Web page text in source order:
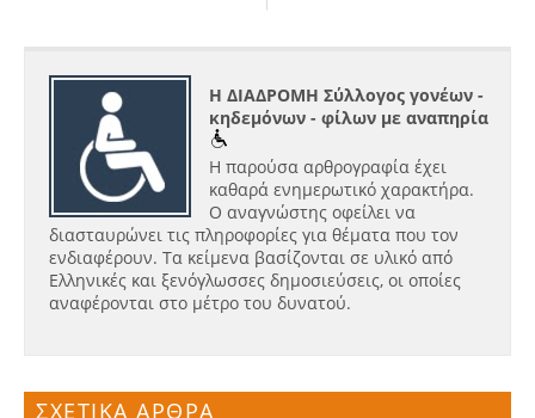
Η ΔΙΑΔΡΟΜΗ Σύλλογος γονέων -
κηδεμόνων - φίλων με αναπηρία
Η παρούσα αρθρογραφία έχει
καθαρά ενημερωτικό χαρακτήρα.
Ο αναγνώστης οφείλει να
διασταυρώνει τις πληροφορίες για θέματα που τον
ενδιαφέρουν. Τα κείμενα βασίζονται σε υλικό από
Ελληνικές και ξενόγλωσσες δημοσιεύσεις, οι οποίες
αναφέρονται στο μέτρο του δυνατού.
ΣΧΕΤΙΚΑ ΑΡΘΡΑ